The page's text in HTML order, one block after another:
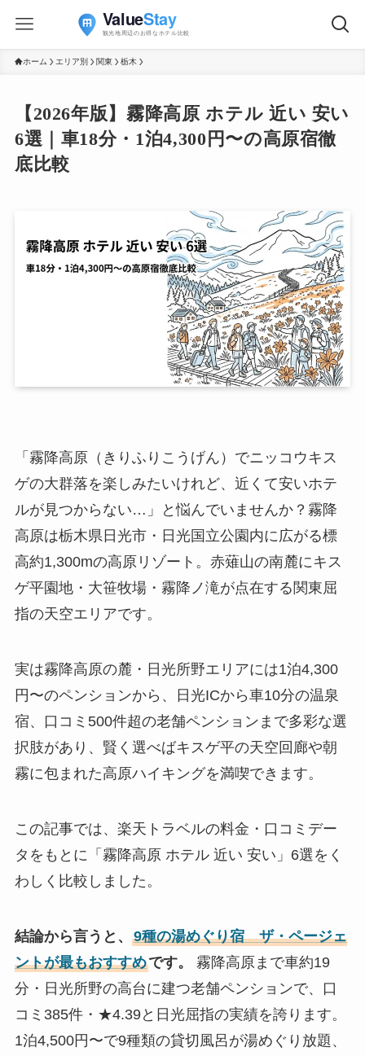
ホーム エリア別 関東 栃木
【2026年版】霧降高原 ホテル 近い 安い
6選｜車18分・1泊4,300円〜の高原宿徹
底比較
「霧降高原（きりふりこうげん）でニッコウキス
ゲの大群落を楽しみたいけれど、近くて安いホテ
ルが見つからない…」と悩んでいませんか？霧降
高原は栃木県日光市・日光国立公園内に広がる標
高約1,300mの高原リゾート。赤薙山の南麓にキス
ゲ平園地・大笹牧場・霧降ノ滝が点在する関東屈
指の天空エリアです。
実は霧降高原の麓・日光所野エリアには1泊4,300
円〜のペンションから、日光ICから車10分の温泉
宿、口コミ500件超の老舗ペンションまで多彩な選
択肢があり、賢く選べばキスゲ平の天空回廊や朝
霧に包まれた高原ハイキングを満喫できます。
この記事では、楽天トラベルの料金・口コミデー
タをもとに「霧降高原 ホテル 近い 安い」6選をく
わしく比較しました。
結論から言うと、 9種の湯めぐり宿 ザ・ページェ
ントが最もおすすめです。
霧降高原まで車約19
分・日光所野の高台に建つ老舗ペンションで、口
コミ385件・★4.39と日光屈指の実績を誇ります。
1泊4,500円〜で9種類の貸切風呂が湯めぐり放題、